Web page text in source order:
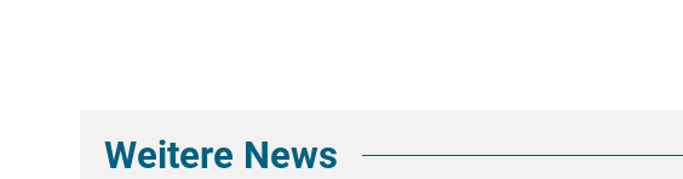
Weitere News